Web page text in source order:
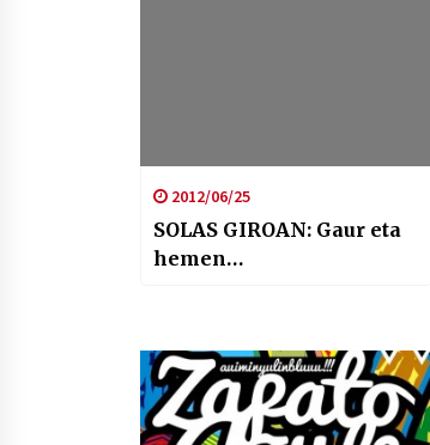
2012/06/25
SOLAS GIROAN: Gaur eta
hemen…